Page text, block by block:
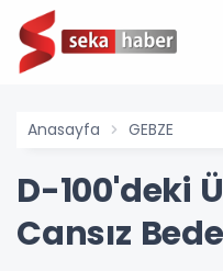
Anasayfa GEBZE
D-100'deki
Cansız